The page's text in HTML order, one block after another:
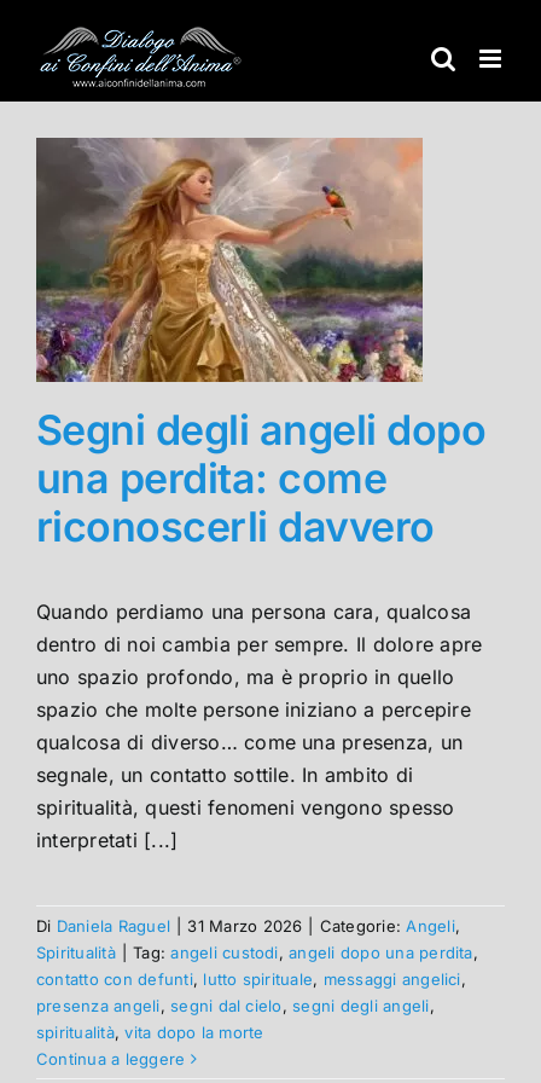
contenuto
Segni degli angeli dopo
una perdita: come
riconoscerli davvero
Quando perdiamo una persona cara, qualcosa
dentro di noi cambia per sempre. Il dolore apre
uno spazio profondo, ma è proprio in quello
spazio che molte persone iniziano a percepire
qualcosa di diverso… come una presenza, un
segnale, un contatto sottile. In ambito di
spiritualità, questi fenomeni vengono spesso
interpretati [...]
Di Daniela Raguel 31 Marzo 2026 Categorie:Angeli,
Spiritualità
Tag:angeli custodi,angeli dopo una perdita,
contatto con defunti, lutto spirituale, messaggi angelici,
presenza angeli,segni dal cielo,segni degli angeli,
spiritualità,vita dopo la morte
Continua a leggere